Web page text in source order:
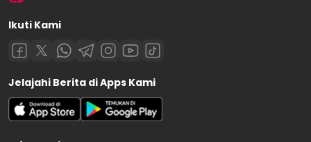
Ikuti Kami
Jelajahi Berita di Apps Kami